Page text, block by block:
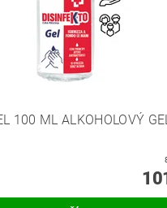
100 ML ALKOHOLOVÝ